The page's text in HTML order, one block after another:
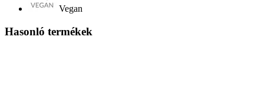
Vegan
Hasonló termékek